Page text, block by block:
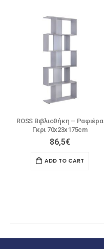
ROSS Βιβλιοθήκη – Ραφιέρα
Γκρι 70x23x175cm
86,5€
ADD TO CART